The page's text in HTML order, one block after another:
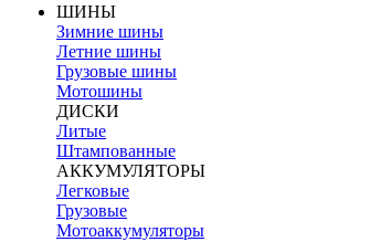
ШИНЫ
Зимние шины
Летние шины
Грузовые шины
Мотошины
ДИСКИ
Литые
Штампованные
АККУМУЛЯТОРЫ
Легковые
Грузовые
Мотоаккумуляторы